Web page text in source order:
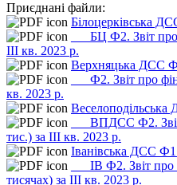
Приєднані файли:
Білоцерківська
___БЦ Ф2. Звіт
ІІІ кв. 2023 р.
Верхняцька ДСС
___Ф2. Звіт про
кв. 2023 р.
Веселоподільська
___ВПДСС Ф2.
тис.) за ІІІ кв. 2023 р.
Іванівська ДСС
___ІВ Ф2. Звіт про
тисячах) за ІІІ кв. 2023 р.